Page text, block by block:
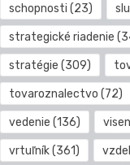
schopnosti (23)
strategické riadenie
stratégie (309)
tovaroznalectvo (72)
vedenie (136)
vrtuľník(361)